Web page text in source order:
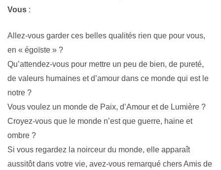
Vous :
Allez-vous garder ces belles qualités rien que pour vous,
en « égoïste » ?
Qu’attendez-vous pour mettre un peu de bien, de pureté,
de valeurs humaines et d’amour dans ce monde qui est le
notre ?
Vous voulez un monde de Paix, d’Amour et de Lumière ?
Croyez-vous que le monde n’est que guerre, haine et
ombre ?
Si vous regardez la noirceur du monde, elle apparaît
aussitôt dans votre vie, avez-vous remarqué chers Amis de